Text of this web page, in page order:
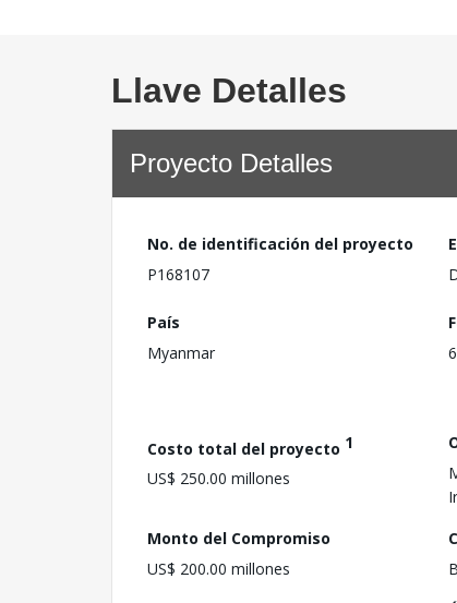
Llave Detalles
Proyecto Detalles
No. de identificación del proyecto
P168107
País
Myanmar
Costo total del proyecto 1
US$ 250.00 millones
Monto del Compromiso
US$ 200.00 millones
B